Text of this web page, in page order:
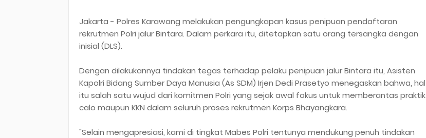
Jakarta - Polres Karawang melakukan pengungkapan kasus penipuan pendaftaran
rekrutmen Polri jalur Bintara. Dalam perkara itu, ditetapkan satu orang tersangka dengan
inisial (DLS).
Dengan dilakukannya tindakan tegas terhadap pelaku penipuan jalur Bintara itu, Asisten
Kapolri Bidang Sumber Daya Manusia (As SDM) Irjen Dedi Prasetyo menegaskan bahwa, hal
itu salah satu wujud dari komitmen Polri yang sejak awal fokus untuk memberantas praktik
calo maupun KKN dalam seluruh proses rekrutmen Korps Bhayangkara.
"Selain mengapresiasi, kami di tingkat Mabes Polri tentunya mendukung penuh tindakan